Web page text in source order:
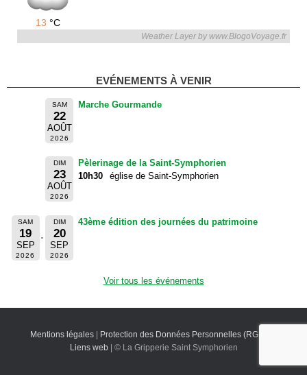
13 °C
Weather Layer by www.BlogoVoyage.fr
EVÉNEMENTS À VENIR
SAM
22
AOÛT
2026
Marche Gourmande
DIM
23
AOÛT
2026
Pèlerinage de la Saint-Symphorien
10h30
église de Saint-Symphorien
SAM
19
SEP
2026
DIM
20
SEP
2026
43ème édition des journées du patrimoine
Voir tous les événements
Mentions légales | Protection des Données Personnelles (RGPD)
Liens web| © La Gripperie Saint Symphorien